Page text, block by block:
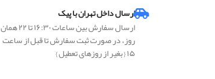
ارسال داخل تهران با پیک
ارسال سفارش بین ساعات ۱۶:۳۰ تا ۲۲ همان
روز، در صورت ثبت سفارش تا قبل از ساعت
۱۵ { بغیر از روزهای تعطیل }